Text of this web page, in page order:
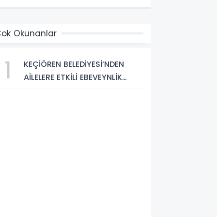
Casusluğu
yayımlandı.
Okunanlar
1
KEÇİÖREN BELEDİYESİ’NDEN
AİLELERE ETKİLİ EBEVEYNLİK